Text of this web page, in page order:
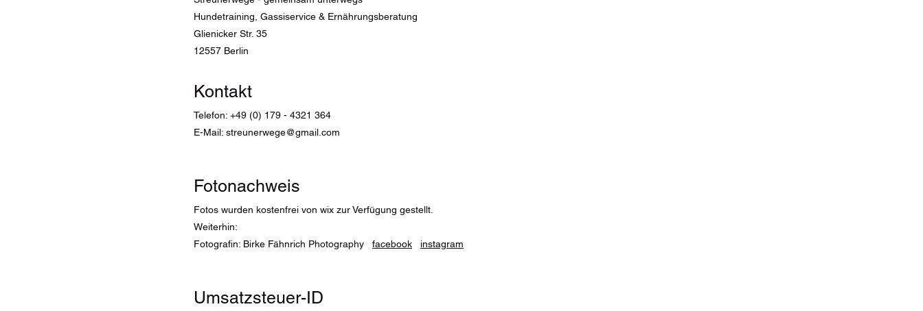
Hundetraining, Gassiservice & Ernährungsberatung
Glienicker Str. 35
12557 Berlin
Kontakt
Telefon: +49 (0) 179 - 4321 364
E-Mail: streunerwege@gmail.com
Fotonachweis
Fotos wurden kostenfrei von wix zur Verfügung gestellt.
Weiterhin:
Fotografin: Birke Fähnrich Photography
facebook instagram
Umsatzsteuer-ID